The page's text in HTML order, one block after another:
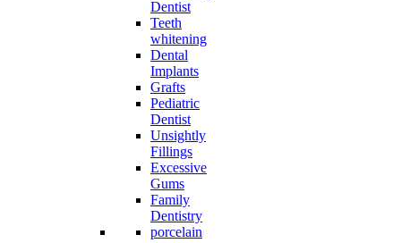
Dentist
Teeth
whitening
Dental
Implants
Grafts
Pediatric
Dentist
Unsightly
Fillings
Excessive
Gums
Family
Dentistry
porcelain